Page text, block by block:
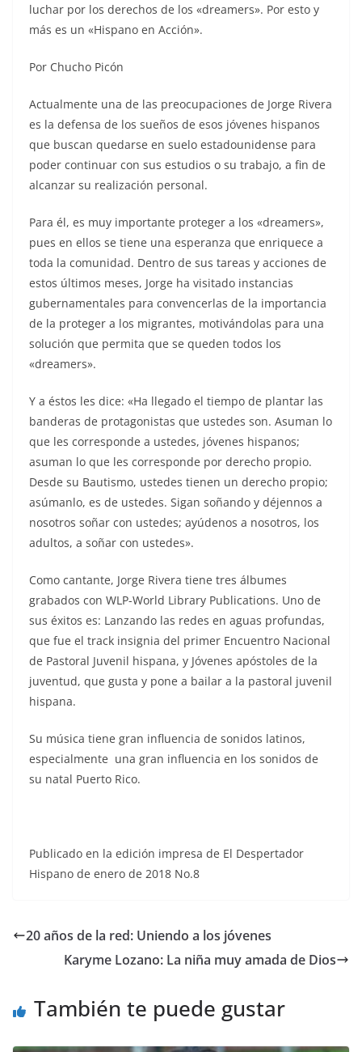
luchar por los derechos de los «dreamers». Por esto y
más es un «Hispano en Acción».
Por Chucho Picón
Actualmente una de las preocupaciones de Jorge Rivera
es la defensa de los sueños de esos jóvenes hispanos
que buscan quedarse en suelo estadounidense para
poder continuar con sus estudios o su trabajo, a fin de
alcanzar su realización personal.
Para él, es muy importante proteger a los «dreamers»,
pues en ellos se tiene una esperanza que enriquece a
toda la comunidad. Dentro de sus tareas y acciones de
estos últimos meses, Jorge ha visitado instancias
gubernamentales para convencerlas de la importancia
de la proteger a los migrantes, motivándolas para una
solución que permita que se queden todos los
«dreamers».
Y a éstos les dice: «Ha llegado el tiempo de plantar las
banderas de protagonistas que ustedes son. Asuman lo
que les corresponde a ustedes, jóvenes hispanos;
asuman lo que les corresponde por derecho propio.
Desde su Bautismo, ustedes tienen un derecho propio;
asúmanlo, es de ustedes. Sigan soñando y déjennos a
nosotros soñar con ustedes; ayúdenos a nosotros, los
adultos, a soñar con ustedes».
Como cantante, Jorge Rivera tiene tres álbumes
grabados con WLP-World Library Publications. Uno de
sus éxitos es: Lanzando las redes en aguas profundas,
que fue el track insignia del primer Encuentro Nacional
de Pastoral Juvenil hispana, y Jóvenes apóstoles de la
juventud, que gusta y pone a bailar a la pastoral juvenil
hispana.
Su música tiene gran influencia de sonidos latinos,
especialmente una gran influencia en los sonidos de
su natal Puerto Rico.
Publicado en la edición impresa de El Despertador
Hispano de enero de 2018 No.8
20 años de la red: Uniendo a los jóvenes
Karyme Lozano: La niña muy amada de Dios
También te puede gustar